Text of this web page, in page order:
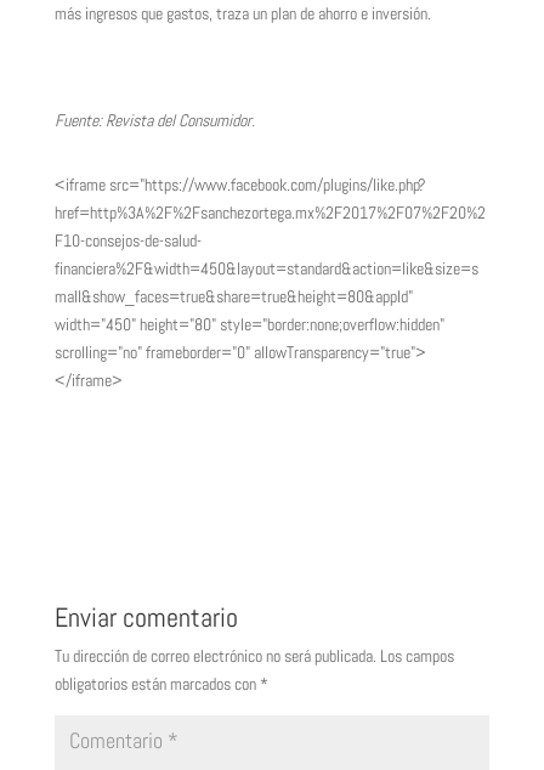
más ingresos que gastos, traza un plan de ahorro e inversión.
Fuente: Revista del Consumidor.
<iframe src="https://www.facebook.com/plugins/like.php?
href=http%3A%2F%2Fsanchezortega.mx%2F2017%2F07%2F20%2
F10-consejos-de-salud-
financiera%2F&width=450&layout=standard&action=like&size=s
mall&show_faces=true&share=true&height=80&appId"
width="450" height="80" style="border:none;overflow:hidden"
scrolling="no" frameborder="0" allowTransparency="true">
</iframe>
Enviar comentario
Tu dirección de correo electrónico no será publicada. Los campos
obligatorios están marcados con *